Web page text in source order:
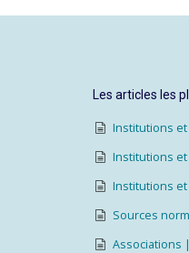
Les articles les
Institutions
Institutions
Institutions
Sources
Associations